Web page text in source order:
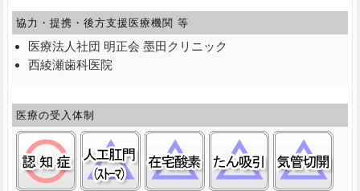
協力・提携・後方支援 医療機関 等
医療法人社団 明正会 墨田クリニック
西綾瀬歯科医院
医療の受入体制
認知症:○ ストーマ(人工肛門):△
在宅酸素:△たん吸引:△気